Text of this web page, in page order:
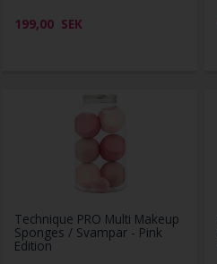
199,00 SEK
Technique PRO Multi Makeup
Sponges / Svampar - Pink
Edition